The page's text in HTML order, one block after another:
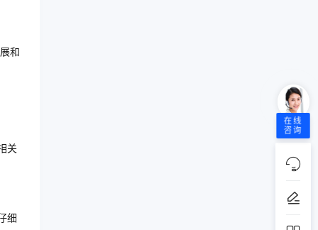
和
关
细
在线
咨询